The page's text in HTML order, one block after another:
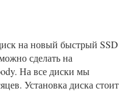
на новый быстрый SSD
сделать на
На все диски мы
Установка диска стоит